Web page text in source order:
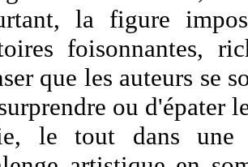
la figure
foisonnantes,
que les auteurs se
ou d'épater
le tout dans une